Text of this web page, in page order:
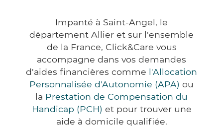
Impanté à Saint-Angel, le
département Allier et sur l'ensemble
de la France, Click&Care vous
accompagne dans vos demandes
d'aides financières comme l'Allocation
Personnalisée d'Autonomie (APA) ou
la Prestation de Compensation du
Handicap (PCH) et pour trouver une
aide à domicile qualifiée.